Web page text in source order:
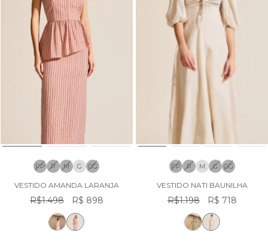
PP P M G GG
VESTIDO AMANDA LARANJA
R$1.498 R$ 898
PP P M G GG
VESTIDO NATI BAUNILHA
R$1.198 R$ 718